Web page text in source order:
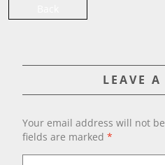
LEAVE A
Your email address will not
fields are marked *